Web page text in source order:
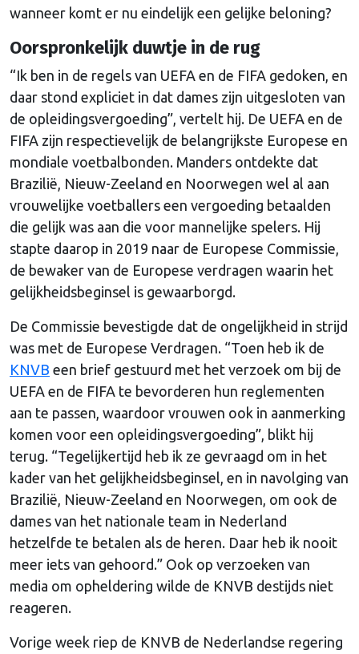
wanneer komt er nu eindelijk een gelijke beloning?
Oorspronkelijk duwtje in de rug
“Ik ben in de regels van UEFA en de FIFA gedoken, en
daar stond expliciet in dat dames zijn uitgesloten van
de opleidingsvergoeding”, vertelt hij. De UEFA en de
FIFA zijn respectievelijk de belangrijkste Europese en
mondiale voetbalbonden. Manders ontdekte dat
Brazilië, Nieuw-Zeeland en Noorwegen wel al aan
vrouwelijke voetballers een vergoeding betaalden
die gelijk was aan die voor mannelijke spelers. Hij
stapte daarop in 2019 naar de Europese Commissie,
de bewaker van de Europese verdragen waarin het
gelijkheidsbeginsel is gewaarborgd.
De Commissie bevestigde dat de ongelijkheid in strijd
was met de Europese Verdragen. “Toen heb ik de
KNVB een brief gestuurd met het verzoek om bij de
UEFA en de FIFA te bevorderen hun reglementen
aan te passen, waardoor vrouwen ook in aanmerking
komen voor een opleidingsvergoeding”, blikt hij
terug. “Tegelijkertijd heb ik ze gevraagd om in het
kader van het gelijkheidsbeginsel, en in navolging van
Brazilië, Nieuw-Zeeland en Noorwegen, om ook de
dames van het nationale team in Nederland
hetzelfde te betalen als de heren. Daar heb ik nooit
meer iets van gehoord.” Ook op verzoeken van
media om opheldering wilde de KNVB destijds niet
reageren.
Vorige week riep de KNVB de Nederlandse regering